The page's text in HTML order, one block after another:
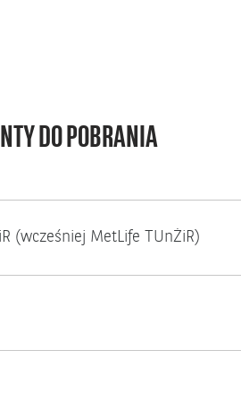
DO POBRANIA
(wcześniej MetLife TUnŻiR)